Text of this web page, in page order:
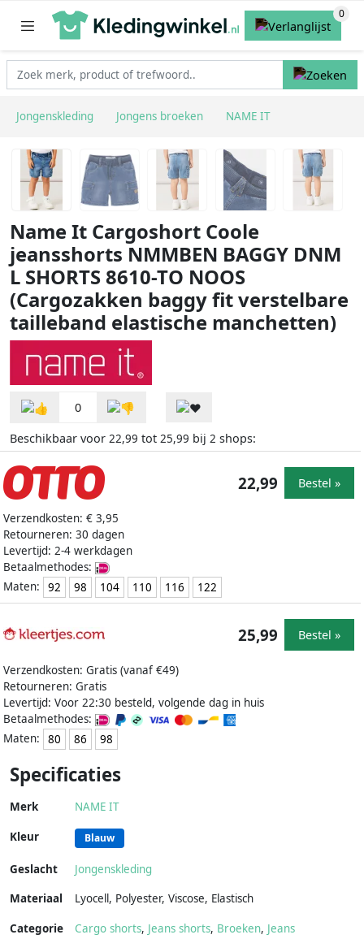
Jongenskleding Jongens broeken NAME IT
Name It Cargoshort Coole
jeansshorts NMMBEN BAGGY DNM
L SHORTS 8610-TO NOOS
(Cargozakken baggy fit verstelbare
tailleband elastische manchetten)
0
Beschikbaar voor 22,99 tot 25,99 bij 2 shops:
Verzendkosten: € 3,95
Retourneren: 30 dagen
Levertijd: 2-4 werkdagen
Betaalmethodes:
Maten:
92 98 104 110 116 122
22,99 Bestel »
Verzendkosten: Gratis (vanaf €49)
Retourneren: Gratis
Levertijd: Voor 22:30 besteld, volgende dag in huis
Betaalmethodes:
Maten:
80 86 98
25,99 Bestel »
Specificaties
Merk NAME IT
Kleur Blauw
Geslacht
Jongenskleding
Materiaal
Lyocell, Polyester, Viscose, Elastisch
Categorie Cargo shorts, Jeans shorts, Broeken, Jeans